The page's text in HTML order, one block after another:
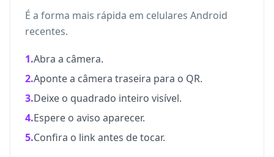
É a forma mais rápida em celulares Android
recentes.
1.Abra a câmera.
2.Aponte a câmera traseira para o QR.
3.Deixe o quadrado inteiro visível.
4.Espere o aviso aparecer.
5.Confira o link antes de tocar.